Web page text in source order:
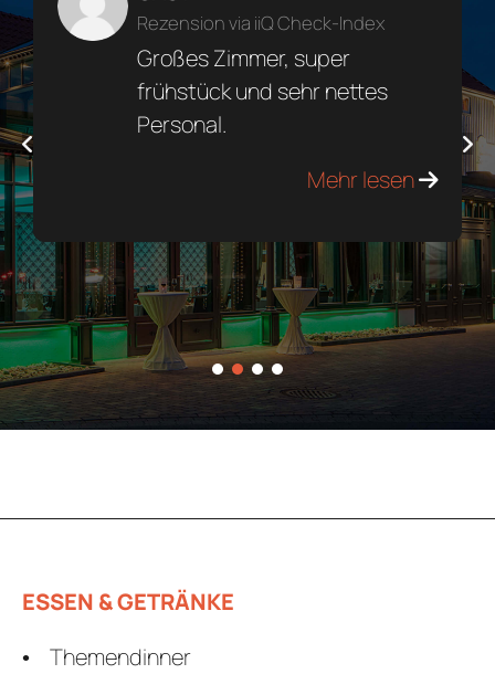
Rezension via iiQ Check-Index
Großes Zimmer, super
frühstück und sehr nettes
Personal.
Mehr lesen
1 2 3 4
ESSEN & GETRÄNKE
Themendinner